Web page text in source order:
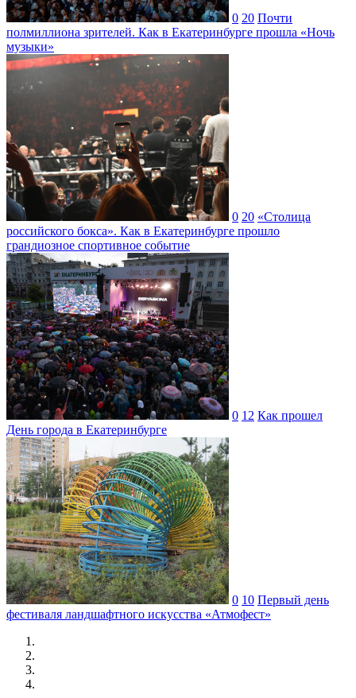
0 20 Почти
полмиллиона зрителей. Как в Екатеринбурге прошла «Ночь
музыки»
0 20 «Столица
российского бокса». Как в Екатеринбурге прошло
грандиозное спортивное событие
0 12 Как прошел
День города в Екатеринбурге
0 10 Первый день
фестиваля ландшафтного искусства «Атмофест»